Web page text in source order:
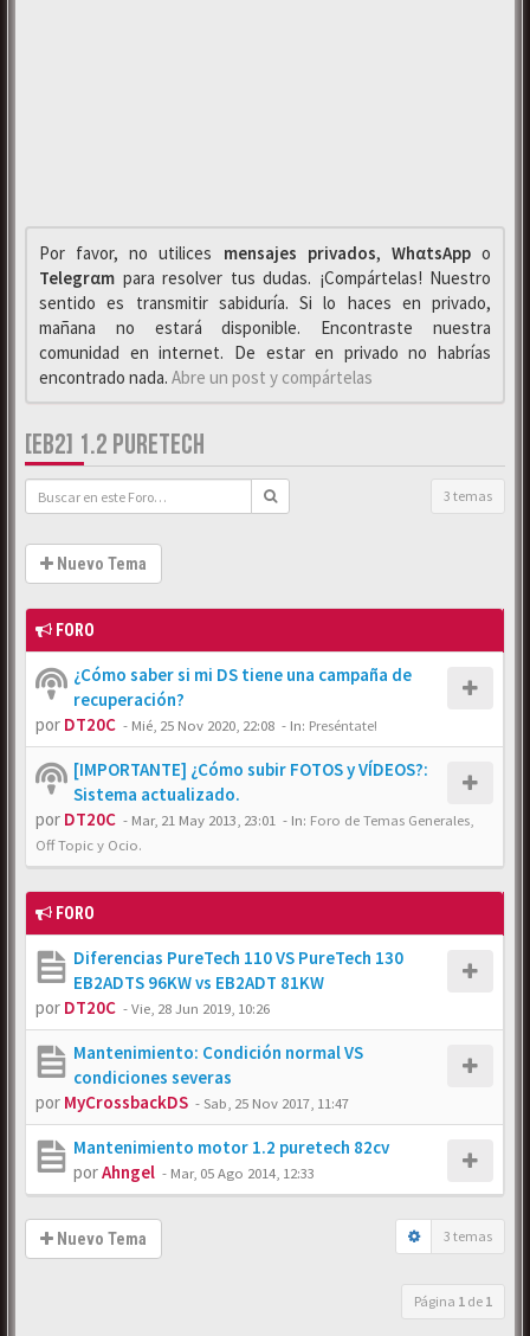
Por favor, no utilices mensajes privados, WhαtsAppo
Telegrαm para resolver tus dudas. ¡Compártelas! Nuestro
sentido es transmitir sabiduría. Si lo haces en privado,
mañana no estará disponible. Encontraste nuestra
comunidad en internet. De estar en privado no habrías
encontrado nada. Abre un post y compártelas
[EB2] 1.2 PURETECH
3 temas
Nuevo Tema
FORO
¿Cómo saber si mi DS tiene una campaña de
recuperación?
por DT20C - Mié, 25 Nov 2020, 22:08 - In: Preséntate!
[IMPORTANTE] ¿Cómo subir FOTOS y VÍDEOS?:
Sistema actualizado.
por DT20C - Mar, 21 May 2013, 23:01 - In: Foro de Temas Generales,
Off Topic y Ocio.
FORO
Diferencias PureTech 110 VS PureTech 130
EB2ADTS 96KW vs EB2ADT 81KW
por DT20C -Vie, 28 Jun 2019, 10:26
Mantenimiento: Condición normal VS
condiciones severas
por MyCrossbackDS -Sab, 25 Nov 2017, 11:47
Mantenimiento motor 1.2 puretech 82cv
porAhngel - Mar, 05 Ago 2014, 12:33
Nuevo Tema 3 temas
Página 1 de 1